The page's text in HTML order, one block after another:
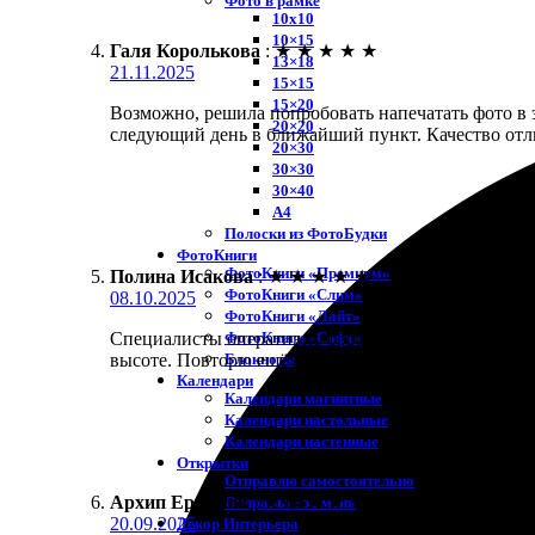
10х10
10×15
13×18
15×15
15×20
20×20
20×30
30×30
30×40
A4
Полоски из ФотоБудки
ФотоКниги
ФотоКниги «Премиум»
ФотоКниги «Слим»
ФотоКниги «Лайт»
ФотоКниги «Софт»
Блокноты
Календари
Календари магнитные
Календари настольные
Календари настенные
Открытки
Отправлю самостоятельно
Отправьте за меня
Декор Интерьера
Галя Королькова : ★ ★ ★ ★ ★
21.11.2025
Возможно, решила попробовать напечатать фото
следующий день в ближайший пункт. Качество
Полина Исакова : ★ ★ ★ ★ ★
08.10.2025
Специалисты оперативно обработали мой заказ.
высоте. Повторю ещё не раз!
Архип Ермолов : ★ ★ ★ ★ ★
20.09.2025